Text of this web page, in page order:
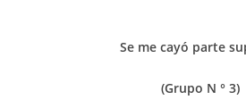
Se me cayó parte
(Grupo N ° 3)